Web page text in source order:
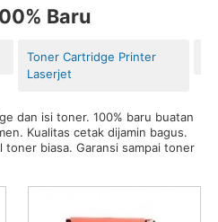
Baru
Toner Cartridge Printer
Laserjet
dan isi toner. 100% baru buatan
Kualitas cetak dijamin bagus.
toner biasa. Garansi sampai toner